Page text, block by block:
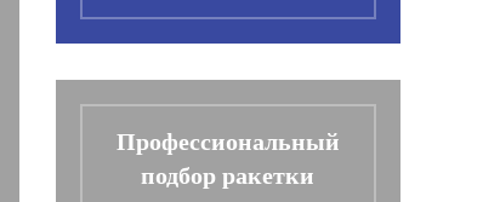
Профессиональный
подбор ракетки